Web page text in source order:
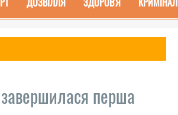
завершилася перша